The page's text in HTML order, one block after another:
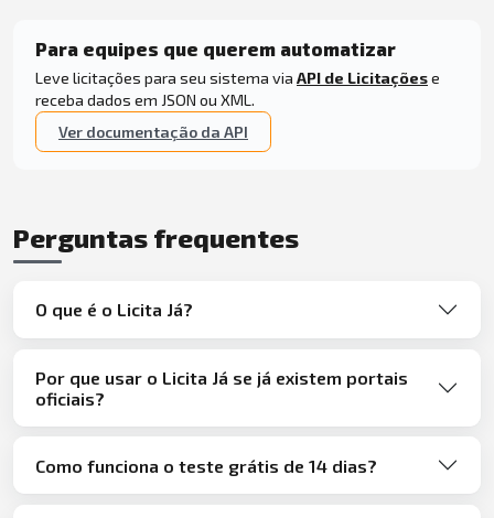
Para equipes que querem automatizar
Leve licitações para seu sistema via API de Licitaçõese
receba dados em JSON ou XML.
Ver documentação da API
Perguntas frequentes
O que é o Licita Já?
Por que usar o Licita Já se já existem portais
oficiais?
Como funciona o teste grátis de 14 dias?